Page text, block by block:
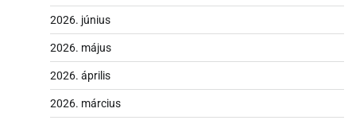
2026. június
2026. május
2026. április
2026. március